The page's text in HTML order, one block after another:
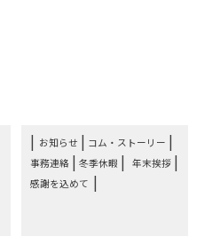
お知らせ | コム・ストーリー |
事務連絡 | 冬季休暇 | 年末挨拶 |
感謝を込めて